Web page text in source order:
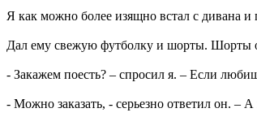
Я как можно более изящно встал с дивана
Дал ему свежую футболку и шорты. Шорты
- Закажем поесть? – спросил я. – Если
- Можно заказать, - серьезно ответил он. –